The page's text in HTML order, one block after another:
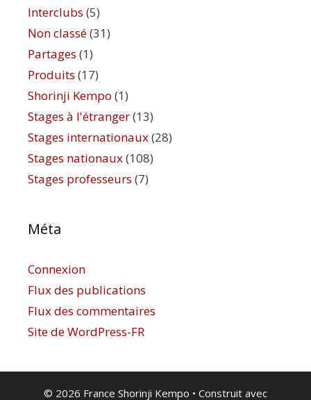
Interclubs (5)
Non classé(31)
Partages (1)
Produits (17)
Shorinji Kempo (1)
Stages à l'étranger(13)
Stages internationaux(28)
Stages nationaux(108)
Stages professeurs (7)
Méta
Connexion
Flux des publications
Flux des commentaires
Site de WordPress-FR
© 2026 France Shorinji Kempo • Construit avec